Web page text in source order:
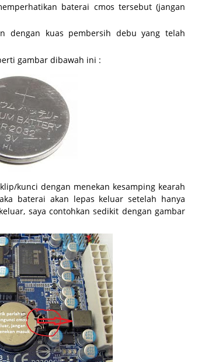
baterai cmos tersebut (jangan
dengan kuas pembersih debu yang telah
gambar dibawah ini :
kunci dengan menekan kesamping kearah
baterai akan lepas keluar setelah hanya
saya contohkan sedikit dengan gambar